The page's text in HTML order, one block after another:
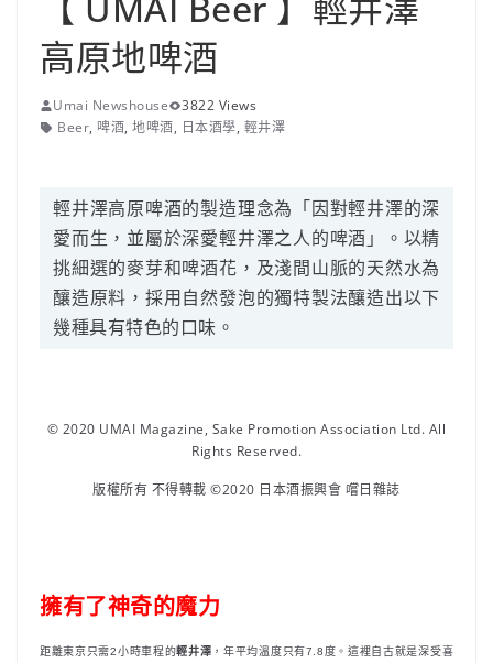
高原地啤酒
Umai Newshouse
3822 Views
Beer, 啤酒, 地啤酒, 日本酒學, 輕井澤
輕井澤高原啤酒的製造理念為「因對輕井澤的深
愛而生，並屬於深愛輕井澤之人的啤酒」。以精
挑細選的麥芽和啤酒花，及淺間山脈的天然水為
釀造原料，採用自然發泡的獨特製法釀造出以下
幾種具有特色的口味。
© 2020 UMAI Magazine, Sake Promotion Association Ltd. All
Rights Reserved.
版權所有 不得轉載 ©2020 日本酒振興會 嚐日雜誌
擁有了神奇的魔力
距離東京只需2小時車程的輕井澤 ，年平均溫度只有7.8度。這裡自古就是深受喜